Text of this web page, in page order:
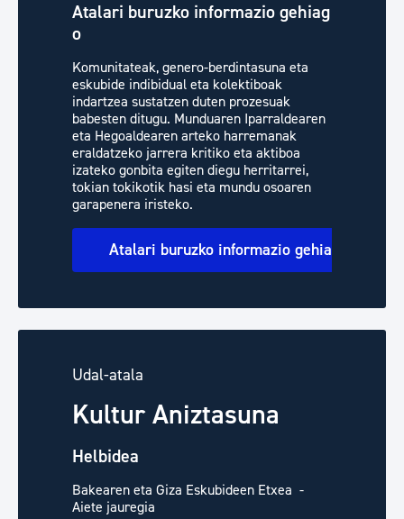
Atalari buruzko informazio gehiag
o
Komunitateak, genero-berdintasuna eta
eskubide indibidual eta kolektiboak
indartzea sustatzen duten prozesuak
babesten ditugu. Munduaren Iparraldearen
eta Hegoaldearen arteko harremanak
eraldatzeko jarrera kritiko eta aktiboa
izateko gonbita egiten diegu herritarrei,
tokian tokikotik hasi eta mundu osoaren
garapenera iristeko.
Atalari buruzko informazio gehiago
Udal-atala
Kultur Aniztasuna
Helbidea
Bakearen eta Giza Eskubideen Etxea -
Aiete jauregia